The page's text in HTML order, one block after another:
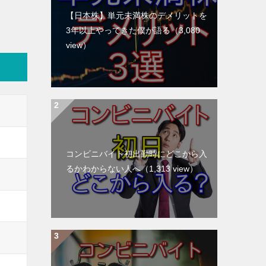
【日本株】単元未満株のデメリットを
3年以上やってきた僕が語る（3,080
view）
コンビニバイト初出勤時にどこから入
るかわからない人へ（1,313 view）